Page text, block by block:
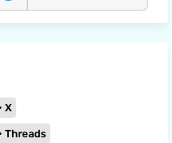
X
Threads